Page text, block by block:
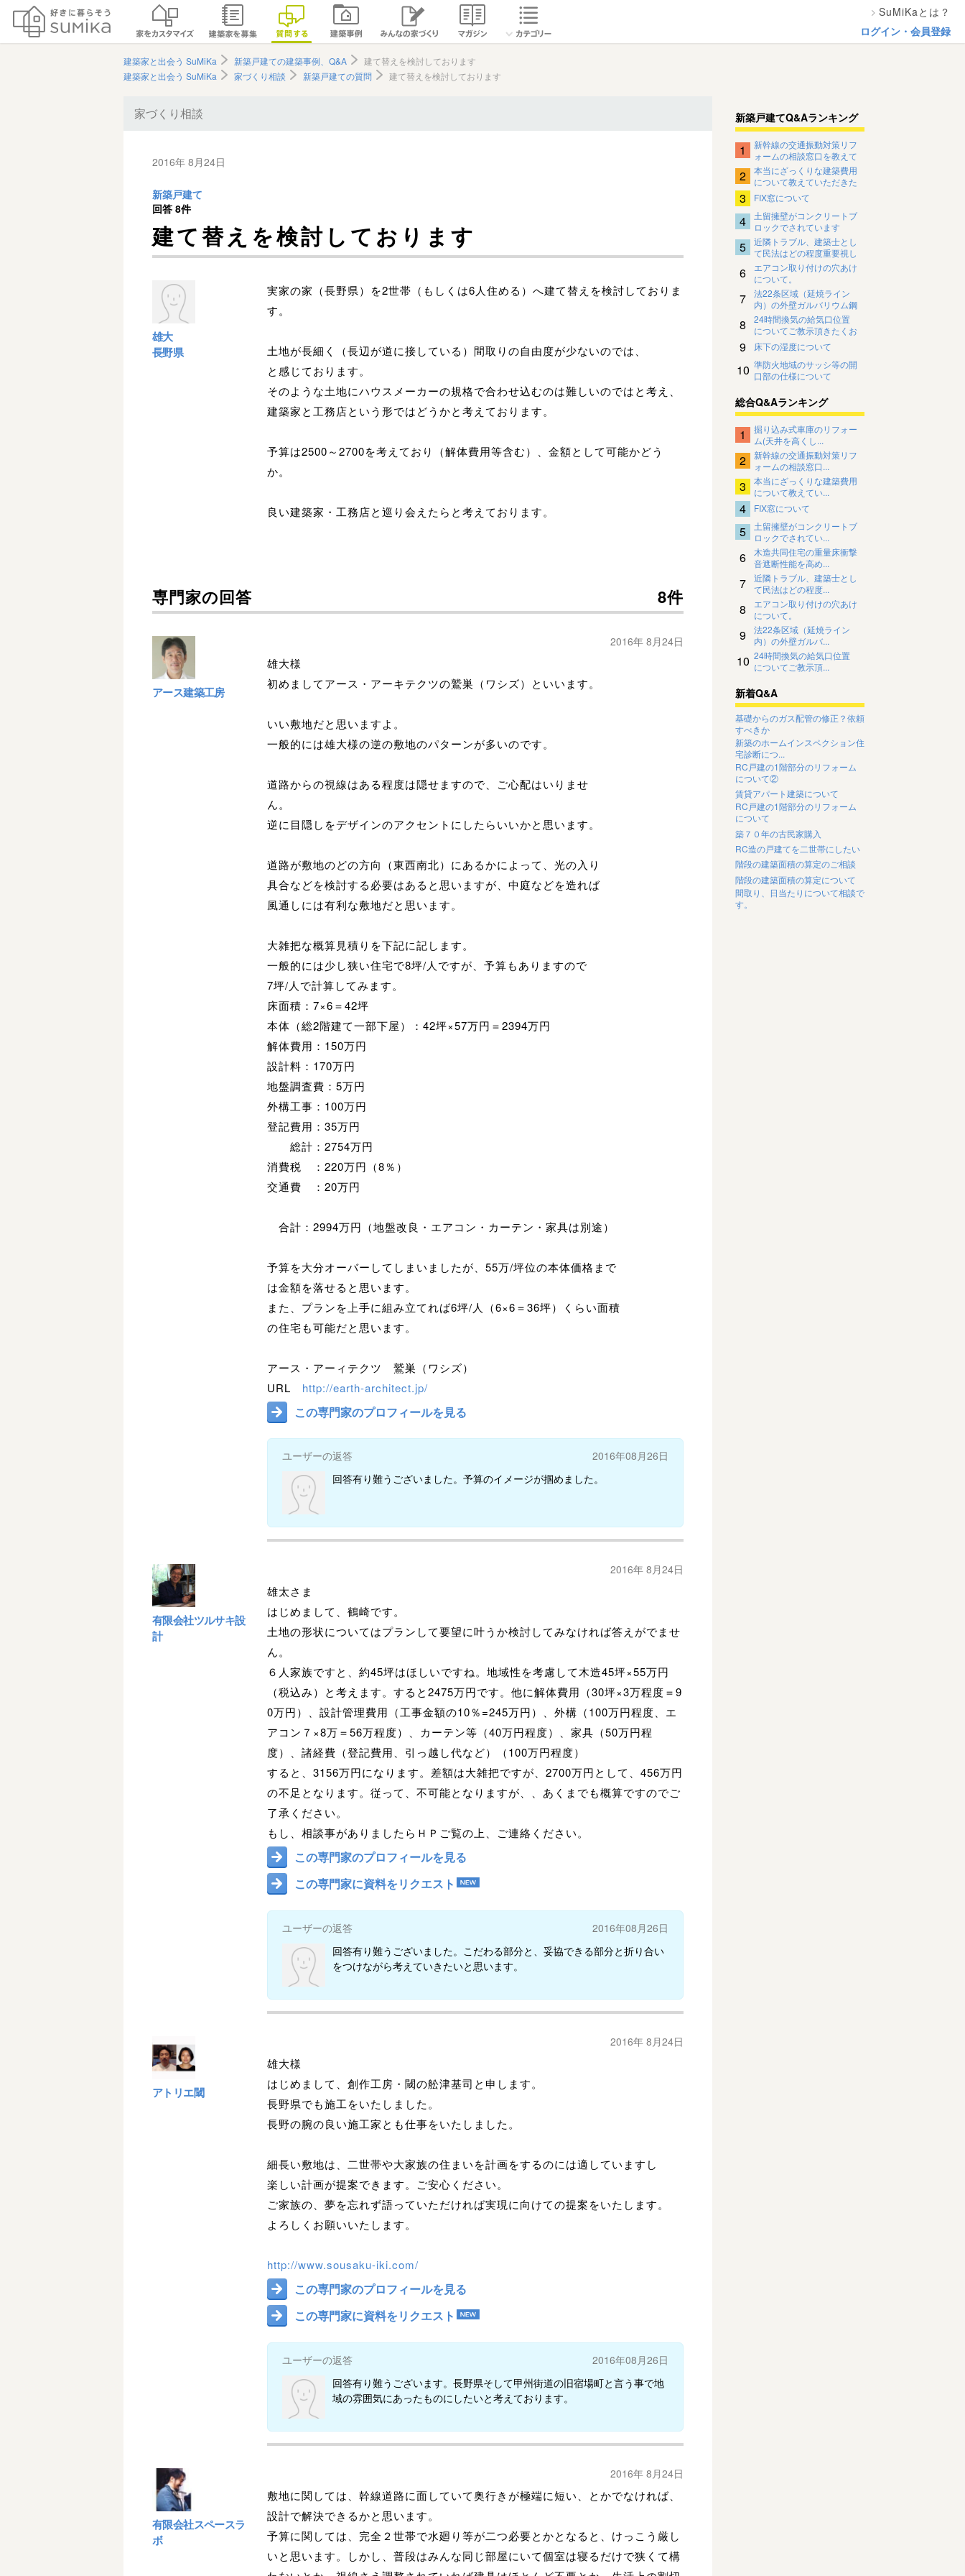
SuMiKaとは？
ログイン・会員登録
建築家と出会う SuMiKa 新築戸建ての建築事例、Q&A
建て替えを検討しております
建築家と出会う SuMiKa
家づくり相談 新築戸建ての質問 建て替えを検討しております
家づくり相談
2016年 8月24日
新築戸建て
回答 8件
建て替えを検討しております
雄大
長野県
実家の家（長野県）を2世帯（もしくは6人住める）へ建て替えを検討しておりま
す。
土地が長細く（長辺が道に接している）間取りの自由度が少ないのでは、
と感じております。
そのような土地にハウスメーカーの規格で合わせ込むのは難しいのではと考え、
建築家と工務店という形ではどうかと考えております。
予算は2500～2700を考えており（解体費用等含む）、金額として可能かどう
か。
良い建築家・工務店と巡り会えたらと考えております。
専門家の回答 8件
アース建築工房
2016年 8月24日
雄大様
初めましてアース・アーキテクツの鷲巣（ワシズ）といいます。
いい敷地だと思いますよ。
一般的には雄大様の逆の敷地のパターンが多いのです。
道路からの視線はある程度は隠せますので、ご心配はいりませ
ん。
逆に目隠しをデザインのアクセントにしたらいいかと思います。
道路が敷地のどの方向（東西南北）にあるかによって、光の入り
具合などを検討する必要はあると思いますが、中庭などを造れば
風通しには有利な敷地だと思います。
大雑把な概算見積りを下記に記します。
一般的には少し狭い住宅で8坪/人ですが、予算もありますので
7坪/人で計算してみます。
床面積：7×6＝42坪
本体（総2階建て一部下屋）：42坪×57万円＝2394万円
解体費用：150万円
設計料：170万円
地盤調査費：5万円
外構工事：100万円
登記費用：35万円
総計：2754万円
消費税 ：220万円（8％）
交通費 ：20万円
合計：2994万円（地盤改良・エアコン・カーテン・家具は別途）
予算を大分オーバーしてしまいましたが、55万/坪位の本体価格まで
は金額を落せると思います。
また、プランを上手に組み立てれば6坪/人（6×6＝36坪）くらい面積
の住宅も可能だと思います。
アース・アーィテクツ 鷲巣（ワシズ）
URL http://earth-architect.jp/
この専門家のプロフィールを見る
ユーザーの返答
2016年08月26日
回答有り難うございました。予算のイメージが掴めました。
有限会社ツルサキ設
計
2016年 8月24日
雄太さま
はじめまして、鶴崎です。
土地の形状についてはプランして要望に叶うか検討してみなければ答えがでませ
ん。
６人家族ですと、約45坪はほしいですね。地域性を考慮して木造45坪×55万円
（税込み）と考えます。すると2475万円です。他に解体費用（30坪×3万程度＝9
0万円）、設計管理費用（工事金額の10％=245万円）、外構（100万円程度、エ
アコン７×8万＝56万程度）、カーテン等（40万円程度）、家具（50万円程
度）、諸経費（登記費用、引っ越し代など）（100万円程度）
すると、3156万円になります。差額は大雑把ですが、2700万円として、456万円
の不足となります。従って、不可能となりますが、、あくまでも概算ですのでご
了承ください。
もし、相談事がありましたらＨＰご覧の上、ご連絡ください。
この専門家のプロフィールを見る
この専門家に資料をリクエスト
ユーザーの返答
2016年08月26日
回答有り難うございました。こだわる部分と、妥協できる部分と折り合い
をつけながら考えていきたいと思います。
アトリエ閾
2016年 8月24日
雄大様
はじめまして、創作工房・閾の舩津基司と申します。
長野県でも施工をいたしました。
長野の腕の良い施工家とも仕事をいたしました。
細長い敷地は、二世帯や大家族の住まいを計画をするのには適していますし
楽しい計画が提案できます。ご安心ください。
ご家族の、夢を忘れず語っていただければ実現に向けての提案をいたします。
よろしくお願いいたします。
http://www.sousaku-iki.com/
この専門家のプロフィールを見る
この専門家に資料をリクエスト
ユーザーの返答
2016年08月26日
回答有り難うございます。長野県そして甲州街道の旧宿場町と言う事で地
域の雰囲気にあったものにしたいと考えております。
有限会社スペースラ
ボ
2016年 8月24日
敷地に関しては、幹線道路に面していて奥行きが極端に短い、とかでなければ、
設計で解決できるかと思います。
予算に関しては、完全２世帯で水廻り等が二つ必要とかとなると、けっこう厳し
いと思います。しかし、普段はみんな同じ部屋にいて個室は寝るだけで狭くて構
新築戸建てQ&Aランキング
1
新幹線の交通振動対策リフ
ォームの相談窓口を教えて
ください。
2
本当にざっくりな建築費用
について教えていただきた
いです
3 FIX窓について
4
土留擁壁がコンクリートブ
ロックでされています
5
近隣トラブル、建築士とし
て民法はどの程度重要視し
ているのですか？
6
エアコン取り付けの穴あけ
について。
7
法22条区域（延焼ライン
内）の外壁ガルバリウム鋼
板の下地について
8
24時間換気の給気口位置
についてご教示頂きたくお
願い致します。
9 床下の湿度について
10 準防火地域のサッシ等の開
口部の仕様について
総合Q&Aランキング
1
掘り込み式車庫のリフォー
ム(天井を高くし...
2
新幹線の交通振動対策リフ
ォームの相談窓口...
3
本当にざっくりな建築費用
について教えてい...
4 FIX窓について
5
土留擁壁がコンクリートブ
ロックでされてい...
6
木造共同住宅の重量床衝撃
音遮断性能を高め...
7
近隣トラブル、建築士とし
て民法はどの程度...
8
エアコン取り付けの穴あけ
について。
9
法22条区域（延焼ライン
内）の外壁ガルバ...
10 24時間換気の給気口位置
についてご教示頂...
新着Q&A
基礎からのガス配管の修正？依頼
すべきか
新築のホームインスペクション住
宅診断につ...
RC戸建の1階部分のリフォーム
について②
賃貸アパート建築について
RC戸建の1階部分のリフォーム
について
築７０年の古民家購入
RC造の戸建てを二世帯にしたい
階段の建築面積の算定のご相談
階段の建築面積の算定について
間取り、日当たりについて相談で
す。